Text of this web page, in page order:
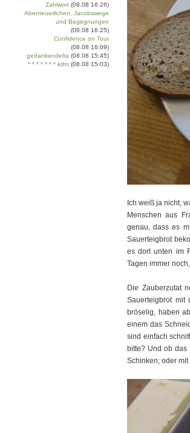
Ich weiß ja nicht,
Menschen aus
genau, dass es
Sauerteigbrot
es dort unten im
Tagen immer
Die Zauberzutat
Sauerteigbrot mit
bröselig, haben
einem das
sind einfach
bitte? Und ob das
Schinken; oder
Zahlwort (08.08 16:26)
Abenteuerlichen, Jacobswege
und Begegnungen
(08.08 16:25)
Confidence on Tour
(08.08 16:09)
gedankendelta (08.08 15:45)
* * * * * * * kdm (08.08 15:03)